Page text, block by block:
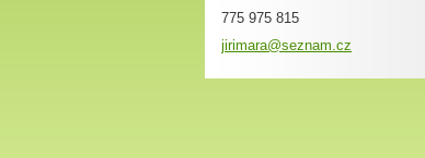
775 975 815
jirimara@seznam.cz